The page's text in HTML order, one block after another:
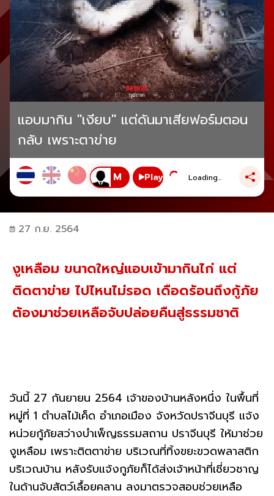
แอบมากิน "เงียบ" แต่ดันมาเสียฟอร์มตอน
กลับ เพราะตาข่าย
Play Loading...
27 ก.ย. 2564
งูเหลือม ขนาดใหญ่แอบเข้ามากินไก่ แต่
ติดตาข่าย ไปไหนไม่รอด เดือดร้อนถึงกู้ภัย
ต้องมาช่วยเหลือจับปล่อยคืนสู่ธรรมชาติ
วันนี้ 27 กันยายน 2564 เจ้าของบ้านหลังหนึ่ง ในพื้นที่
หมู่ที่ 1 ตำบลไม้เค็ด อำเภอเมือง จังหวัดปราจีนบุรี แจ้ง
หน่วยกู้ภัยสว่างบำเพ็ญธรรมสถาน ปราจีนบุรี ให้มาช่วย
งูเหลือม เพราะติตตาข่าย บริเวณที่ทิ้งขยะขวดพลาสติก
บริเวณบ้าน หลังรับแจ้งกูภัยก็ได้ส่งเจ้าหน้าที่เชี่ยวชาญ
ในด้านจับสัตว์เลื้อยคลาน ลงมาตรวจสอบช่วยเหลือ